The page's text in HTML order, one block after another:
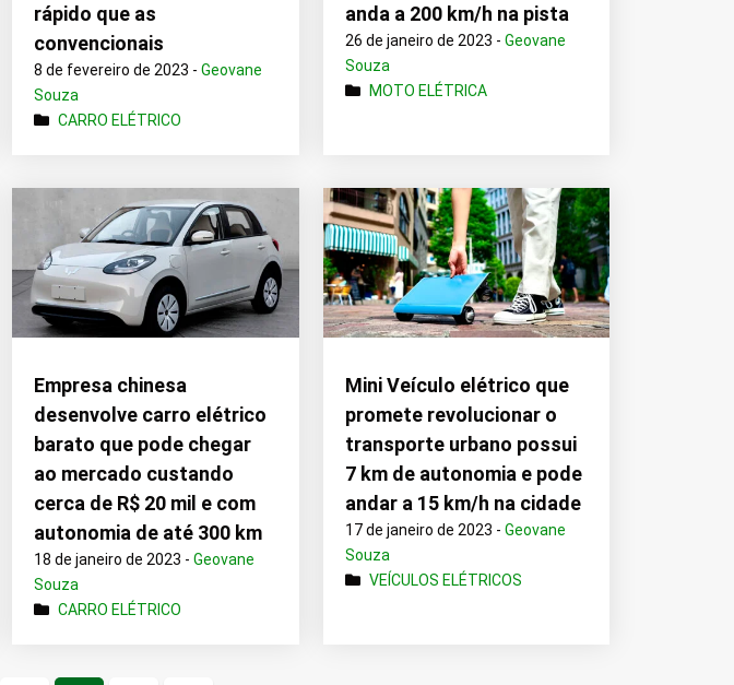
rápido que as
convencionais
8 de fevereiro de 2023 -Geovane
Souza
CARRO ELÉTRICO
anda a 200 km/h na pista
26 de janeiro de 2023 -Geovane
Souza
MOTO ELÉTRICA
Empresa chinesa
desenvolve carro elétrico
barato que pode chegar
ao mercado custando
cerca de R$ 20 mil e com
autonomia de até 300 km
18 de janeiro de 2023 -Geovane
Souza
CARRO ELÉTRICO
Mini Veículo elétrico que
promete revolucionar o
transporte urbano possui
7 km de autonomia e pode
andar a 15 km/h na cidade
17 de janeiro de 2023 -Geovane
Souza
VEÍCULOS ELÉTRICOS